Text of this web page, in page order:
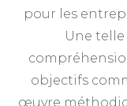
pour les
Une
objectifs
œuvre